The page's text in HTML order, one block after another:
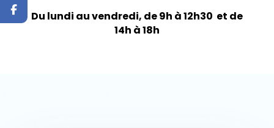
Du lundi au vendredi, de 9h à 12h30 et de
14h à 18h